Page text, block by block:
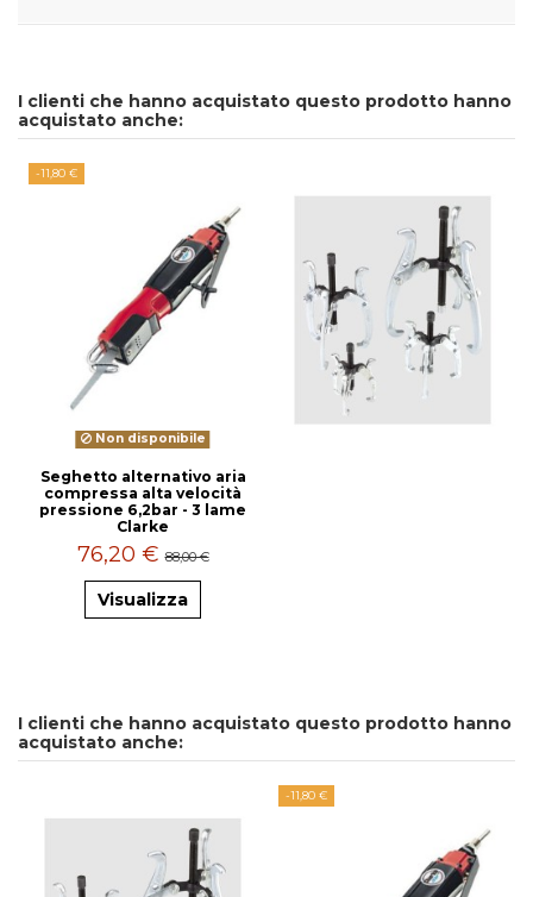
I clienti che hanno acquistato questo prodotto hanno
acquistato anche:
-11,80 €
Non disponibile
Seghetto alternativo aria
compressa alta velocità
pressione 6,2bar - 3 lame
Clarke
76,20 €88,00 €
Visualizza
I clienti che hanno acquistato questo prodotto hanno
acquistato anche:
-11,80 €